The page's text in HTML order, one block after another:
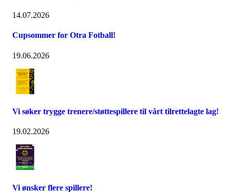
14.07.2026
Cupsommer for Otra Fotball!
19.06.2026
Vi søker trygge trenere/støttespillere til vårt tilrettelagte lag!
19.02.2026
Vi ønsker flere spillere!